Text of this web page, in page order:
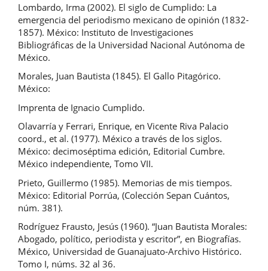
Lombardo, Irma (2002). El siglo de Cumplido: La
emergencia del periodismo mexicano de opinión (1832-
1857). México: Instituto de Investigaciones
Bibliográficas de la Universidad Nacional Autónoma de
México.
Morales, Juan Bautista (1845). El Gallo Pitagórico.
México:
Imprenta de Ignacio Cumplido.
Olavarría y Ferrari, Enrique, en Vicente Riva Palacio
coord., et al. (1977). México a través de los siglos.
México: decimoséptima edición, Editorial Cumbre.
México independiente, Tomo VII.
Prieto, Guillermo (1985). Memorias de mis tiempos.
México: Editorial Porrúa, (Colección Sepan Cuántos,
núm. 381).
Rodríguez Frausto, Jesús (1960). “Juan Bautista Morales:
Abogado, político, periodista y escritor”, en Biografías.
México, Universidad de Guanajuato-Archivo Histórico.
Tomo I, núms. 32 al 36.